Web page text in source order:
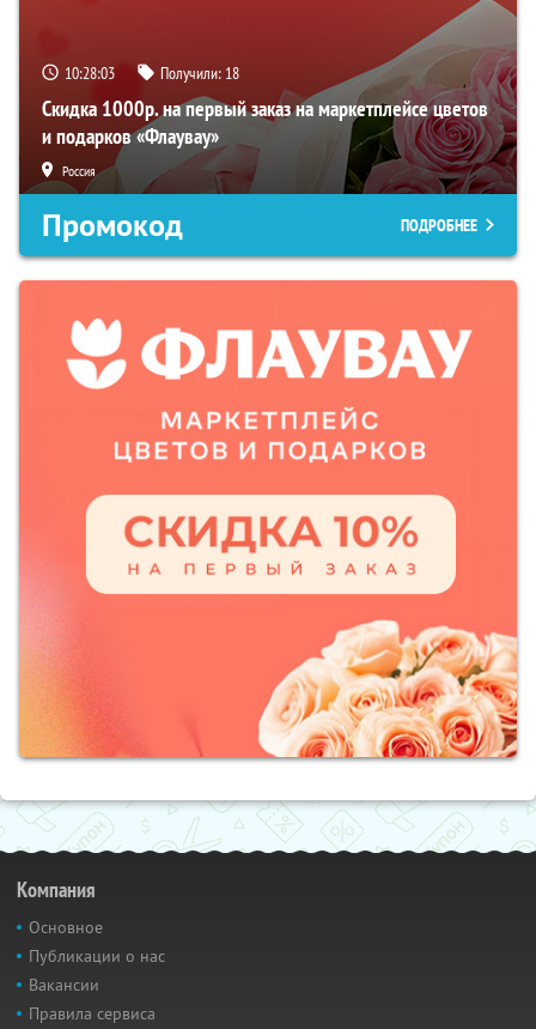
10:28:01 Получили: 18
Скидка 1000р. на первый заказ на маркетплейсе цветов
и подарков «Флаувау»
Россия
Промокод ПОДРОБНЕЕ
Компания
Основное
Публикации о нас
Вакансии
Правила сервиса